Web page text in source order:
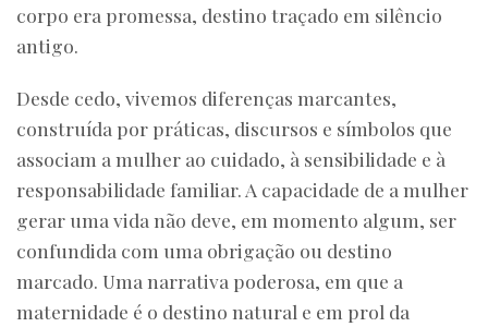
corpo era promessa, destino traçado em silêncio
antigo.
Desde cedo, vivemos diferenças marcantes,
construída por práticas, discursos e símbolos que
associam a mulher ao cuidado, à sensibilidade e à
responsabilidade familiar. A capacidade de a mulher
gerar uma vida não deve, em momento algum, ser
confundida com uma obrigação ou destino
marcado. Uma narrativa poderosa, em que a
maternidade é o destino natural e em prol da